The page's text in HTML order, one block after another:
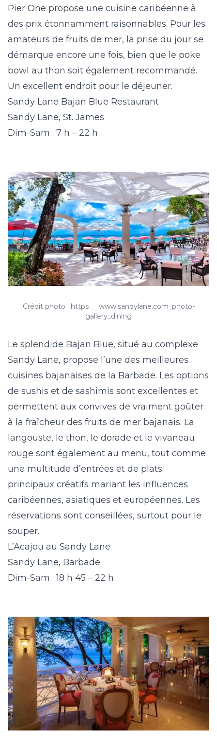
Pier One propose une cuisine caribéenne à
des prix étonnamment raisonnables. Pour les
amateurs de fruits de mer, la prise du jour se
démarque encore une fois, bien que le poke
bowl au thon soit également recommandé.
Un excellent endroit pour le déjeuner.
Sandy Lane Bajan Blue Restaurant
Sandy Lane, St. James
Dim-Sam : 7 h – 22 h
Crédit photo : https___www.sandylane.com_photo-
gallery_dining
Le splendide Bajan Blue, situé au complexe
Sandy Lane, propose l’une des meilleures
cuisines bajanaises de la Barbade. Les options
de sushis et de sashimis sont excellentes et
permettent aux convives de vraiment goûter
à la fraîcheur des fruits de mer bajanais. La
langouste, le thon, le dorade et le vivaneau
rouge sont également au menu, tout comme
une multitude d’entrées et de plats
principaux créatifs mariant les influences
caribéennes, asiatiques et européennes. Les
réservations sont conseillées, surtout pour le
souper.
L’Acajou au Sandy Lane
Sandy Lane, Barbade
Dim-Sam : 18 h 45 – 22 h